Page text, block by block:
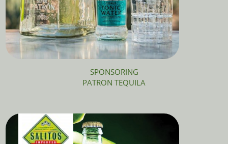
SPONSORING
PATRON TEQUILA